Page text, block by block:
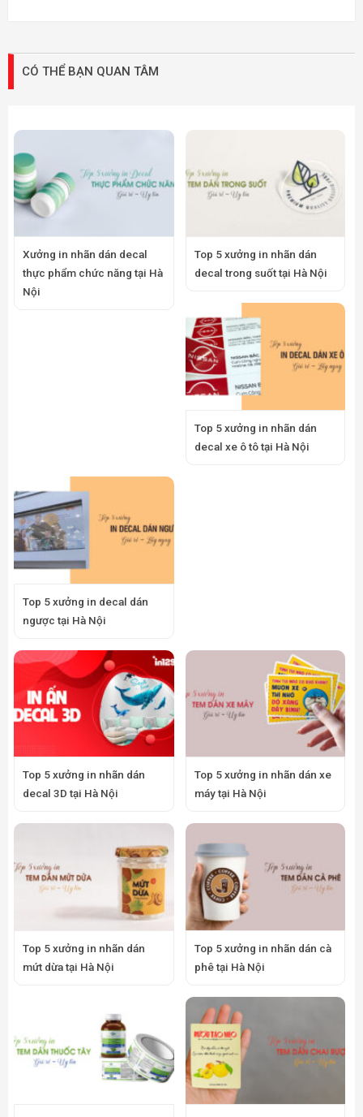
CÓ THỂ BẠN QUAN TÂM
Xưởng in nhãn dán decal
thực phẩm chức năng tại Hà
Nội
Top 5 xưởng in nhãn dán
decal trong suốt tại Hà Nội
Top 5 xưởng in nhãn dán
decal xe ô tô tại Hà Nội
Top 5 xưởng in decal dán
ngược tại Hà Nội
Top 5 xưởng in nhãn dán
decal 3D tại Hà Nội
Top 5 xưởng in nhãn dán xe
máy tại Hà Nội
Top 5 xưởng in nhãn dán
mứt dừa tại Hà Nội
Top 5 xưởng in nhãn dán cà
phê tại Hà Nội